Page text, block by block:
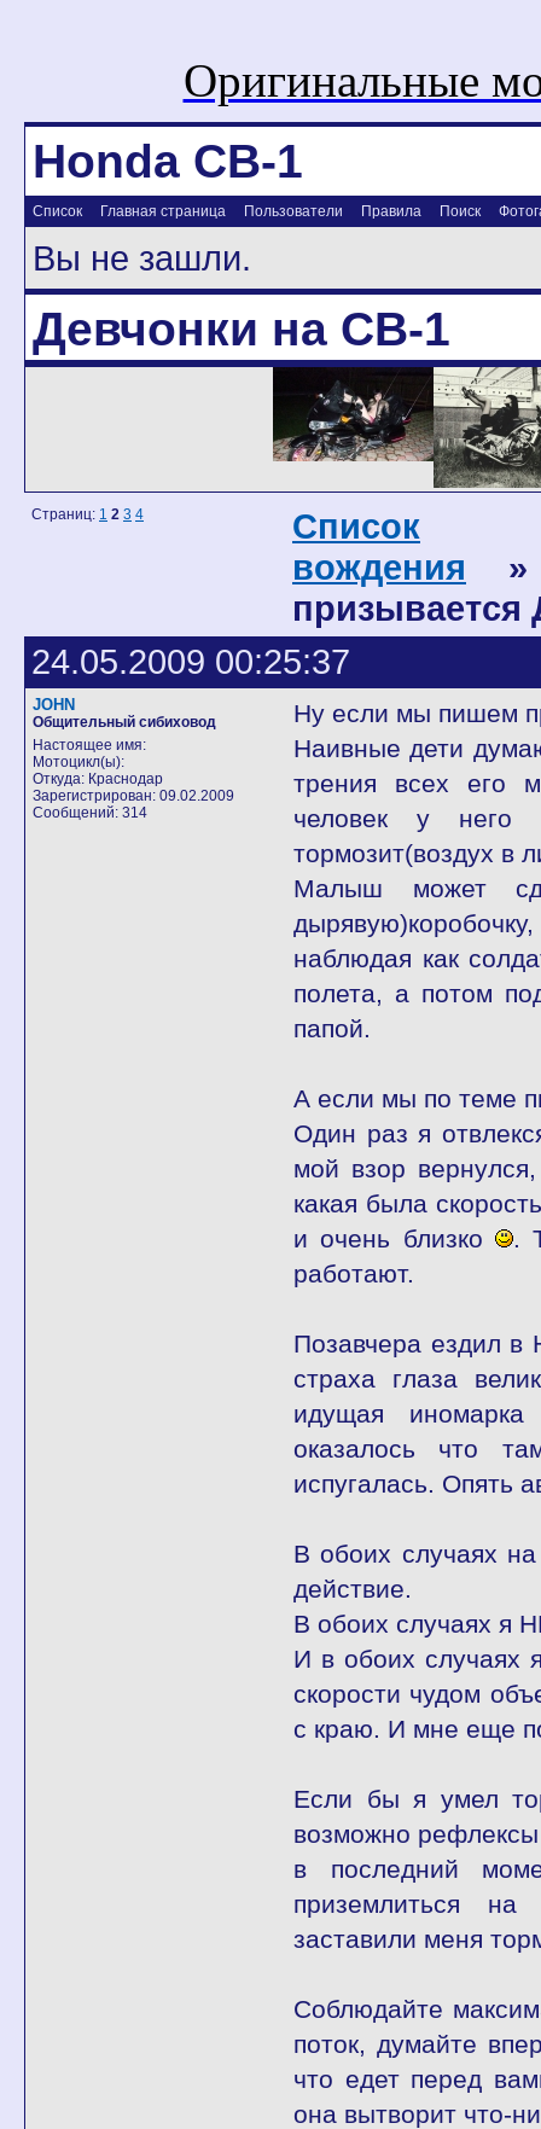
Оригинальные
Honda CB-1
Список Главная страница Пользователи Правила Поиск
Вы не зашли.
Девчонки на CB-1
Страниц: 1 2 3 4 Список
вождения »
24.05.2009 00:25:37
JOHN
Общительный сибиховод
Настоящее имя:
Мотоцикл(ы):
Откуда: Краснодар
Зарегистрирован: 09.02.2009
Сообщений: 314
Ну если мы пишем
Наивные дети
трения всех его
человек у него
тормозит(воздух в
Малыш может
наблюдая как
полета, а потом
папой.
А если мы по теме
Один раз я
мой взор
какая была
и очень близко
.
работают.
Позавчера ездил в
страха глаза
идущая иномарка
оказалось что
испугалась. Опять
В обоих случаях
действие.
В обоих случаях я
И в обоих случаях
скорости чудом
с краю. И мне еще
Если бы я умел
возможно рефлексы
в последний
приземлиться
заставили меня
Соблюдайте
поток, думайте
что едет перед
она вытворит что-